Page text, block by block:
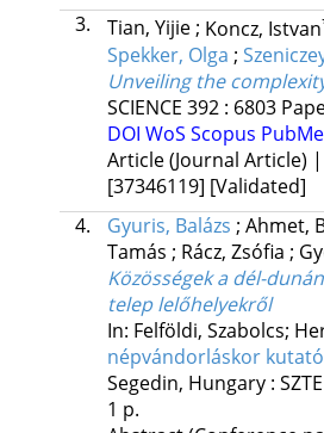
3.
Tian, Yijie; Koncz, Istvan
Spekker, Olga ;
Unveiling the
SCIENCE 392: 6803
DOI WoS Scopus
Article (Journal Article)
[37346119] [Validated]
4.
Gyuris, Balázs ; Ahmet,
Tamás ; Rácz, Zsófia ;
Közösségek a dél-
telep lelőhelyekről
In: Felföldi, Szabolcs;
népvándorláskor
Segedin, Hungary :
1 p.